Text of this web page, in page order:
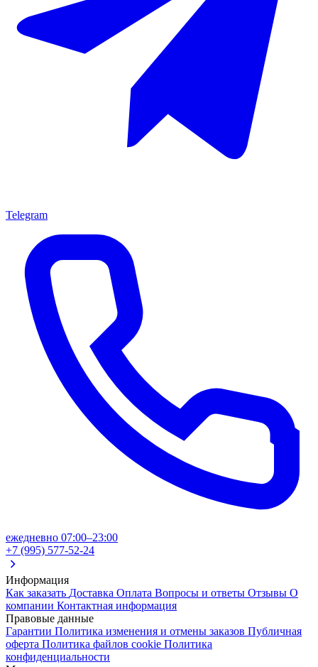
Telegram
ежедневно 07:00–23:00
+7 (995) 577-52-24
Информация
Как заказать Доставка Оплата Вопросы и ответы Отзывы О
компании Контактная информация
Правовые данные
Гарантии Политика изменения и отмены заказов Публичная
оферта Политика файлов cookie Политика
конфиденциальности